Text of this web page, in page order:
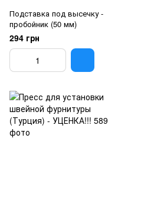
Подставка под высечку -
пробойник (50 мм)
294 грн